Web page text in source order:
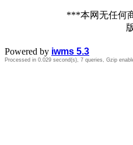
***本网无任何
Powered by iwms 5.3
Processed in 0.029 second(s), 7 queries, Gzip